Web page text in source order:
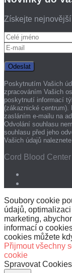
Získejte
Poskytnutím Vašich
zpracováním Vašich
poskytnutí informací
(zákaznické
zasláním e-mailu na
Odvolání souhlasu
souhlasu před jeho
Vašich údajů naleznete
Cord Blood Center
Soubory cookie
údajů,
marketing,
informací o
cookies můžete
Přijmout všechny
cookie
Spravovat Cookies